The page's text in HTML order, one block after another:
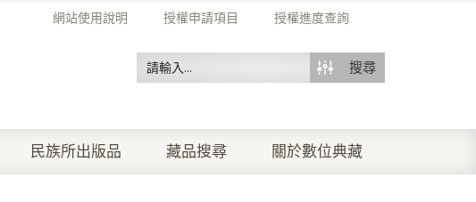
網站使用說明 授權申請項目 授權進度查詢
搜尋
民族所出版品 藏品搜尋 關於數位典藏